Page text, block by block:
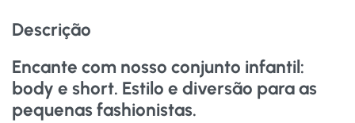
Descrição
Encante com nosso conjunto infantil:
body e short. Estilo e diversão para as
pequenas fashionistas.